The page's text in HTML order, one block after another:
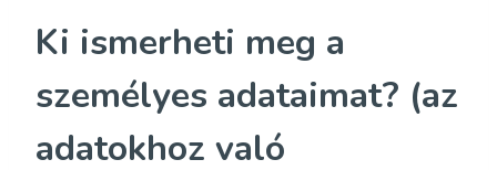
Ki ismerheti meg a
személyes adataimat? (az
adatokhoz való